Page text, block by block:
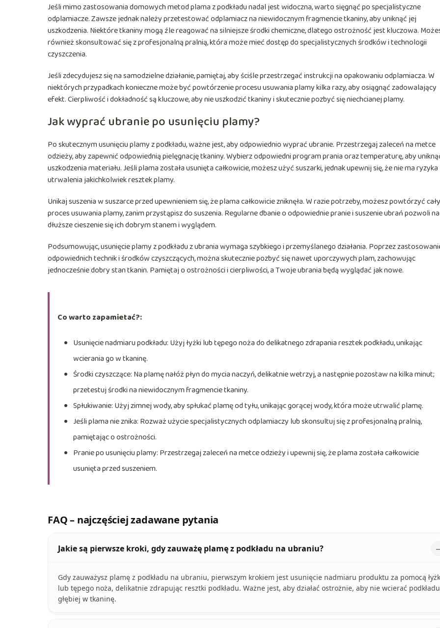
Jeśli mimo zastosowania domowych metod plama z podkładu nadal jest widoczna, warto sięgnąć po specjalistyczne
odplamiacze. Zawsze jednak należy przetestować odplamiacz na niewidocznym fragmencie tkaniny, aby uniknąć jej
uszkodzenia. Niektóre tkaniny mogą źle reagować na silniejsze środki chemiczne, dlatego ostrożność jest kluczowa.
również skonsultować się z profesjonalną pralnią, która może mieć dostęp do specjalistycznych środków i technologii
czyszczenia.
Jeśli zdecydujesz się na samodzielne działanie, pamiętaj, aby ściśle przestrzegać instrukcji na opakowaniu odplamiacza. W
niektórych przypadkach konieczne może być powtórzenie procesu usuwania plamy kilka razy, aby osiągnąć zadowalający
efekt. Cierpliwość i dokładność są kluczowe, aby nie uszkodzić tkaniny i skutecznie pozbyć się niechcianej plamy.
Jak wyprać ubranie po usunięciu plamy?
Po skutecznym usunięciu plamy z podkładu, ważne jest, aby odpowiednio wyprać ubranie. Przestrzegaj zaleceń na metce
odzieży, aby zapewnić odpowiednią pielęgnację tkaniny. Wybierz odpowiedni program prania oraz temperaturę, aby
uszkodzenia materiału. Jeśli plama została usunięta całkowicie, możesz użyć suszarki, jednak upewnij się, że nie ma ryzyka
utrwalenia jakichkolwiek resztek plamy.
Unikaj suszenia w suszarce przed upewnieniem się, że plama całkowicie zniknęła. W razie potrzeby, możesz powtórzyć cały
proces usuwania plamy, zanim przystąpisz do suszenia. Regularne dbanie o odpowiednie pranie i suszenie ubrań pozwoli na
dłuższe cieszenie się ich dobrym stanem i wyglądem.
Podsumowując, usunięcie plamy z podkładu z ubrania wymaga szybkiego i przemyślanego działania. Poprzez
odpowiednich technik i środków czyszczących, można skutecznie pozbyć się nawet uporczywych plam, zachowując
jednocześnie dobry stan tkanin. Pamiętaj o ostrożności i cierpliwości, a Twoje ubrania będą wyglądać jak nowe.
Co warto zapamietać?:
Usunięcie nadmiaru podkładu: Użyj łyżki lub tępego noża do delikatnego zdrapania resztek podkładu, unikając
wcierania go w tkaninę.
Środki czyszczące: Na plamę nałóż płyn do mycia naczyń, delikatnie wetrzyj, a następnie pozostaw na kilka minut;
przetestuj środki na niewidocznym fragmencie tkaniny.
Spłukiwanie: Użyj zimnej wody, aby spłukać plamę od tyłu, unikając gorącej wody, która może utrwalić plamę.
Jeśli plama nie znika: Rozważ użycie specjalistycznych odplamiaczy lub skonsultuj się z profesjonalną pralnią,
pamiętając o ostrożności.
Pranie po usunięciu plamy: Przestrzegaj zaleceń na metce odzieży i upewnij się, że plama została całkowicie
usunięta przed suszeniem.
FAQ – najczęściej zadawane pytania
Jakie są pierwsze kroki, gdy zauważę plamę z podkładu na ubraniu?
Gdy zauważysz plamę z podkładu na ubraniu, pierwszym krokiem jest usunięcie nadmiaru produktu za pomocą
lub tępego noża, delikatnie zdrapując resztki podkładu. Ważne jest, aby działać ostrożnie, aby nie wcierać podkładu
głębiej w tkaninę.